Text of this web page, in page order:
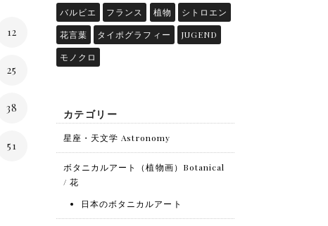
12
25
38
51
バルビエ
フランス 植物
シトロエン
花言葉
タイポグラフィー
JUGEND
モノクロ
カテゴリー
星座・天文学 Astronomy
ボタニカルアート（植物画）Botanical
/ 花
日本のボタニカルアート